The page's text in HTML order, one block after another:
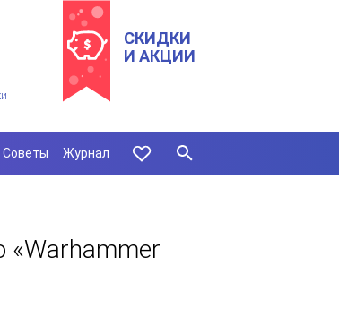
СКИДКИ
И АКЦИИ
Советы Журнал
«Warhammer